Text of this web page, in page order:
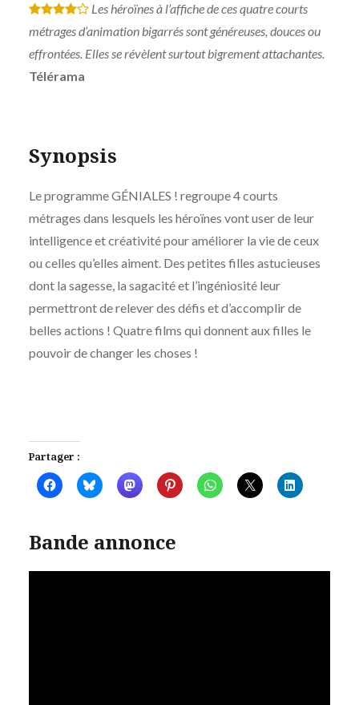
* * * *
Les héroïnes à l’affiche de ces quatre courts
métrages d’animation bigarrés sont généreuses, douces ou
effrontées. Elles se révèlent surtout bigrement attachantes.
Télérama
Synopsis
Le programme GÉNIALES ! regroupe 4 courts
métrages dans lesquels les héroïnes vont user de leur
intelligence et créativité pour améliorer la vie de ceux
ou celles qu’elles aiment. Des petites filles astucieuses
dont la sagesse, la sagacité et l’ingéniosité leur
permettront de relever des défis et d’accomplir de
belles actions ! Quatre films qui donnent aux filles le
pouvoir de changer les choses !
Partager :
Bande annonce